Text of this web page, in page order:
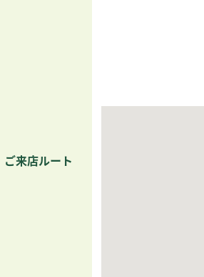
ご来店ルート